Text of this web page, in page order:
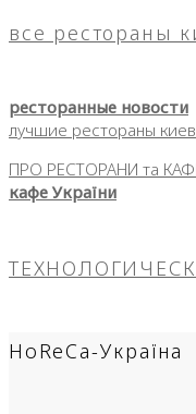
все рестораны
ресторанные новости
лучшие рестораны
ПРО РЕСТОРАНИ та
кафе України
HoReCa-Україна